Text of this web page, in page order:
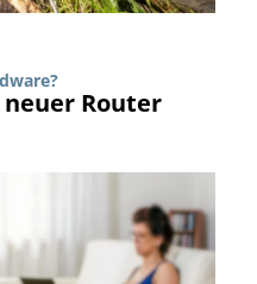
Router